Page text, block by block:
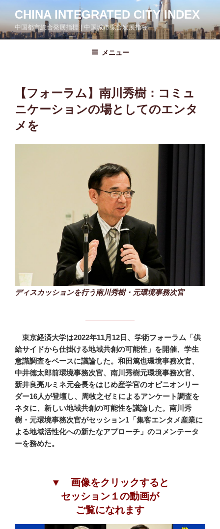
テ
ン
へ
CHINA INTEGRATED CITY INDEX
中国都市総合発展指標 | 中国城市综合发展指标
メニュー
【フォーラム】南川秀樹：コミュ
ニケーションの場としてのエンタ
メを
ディスカッションを行う南川秀樹・元環境事務次官
東京経済大学は2022年11月12日、学術フォーラム「供
給サイドから仕掛ける地域共創の可能性」を開催、学生
意識調査をベースに議論した。和田篤也環境事務次官、
中井徳太郎前環境事務次官、南川秀樹元環境事務次官、
新井良亮ルミネ元会長をはじめ産学官のオピニオンリー
ダー16人が登壇し、周牧之ゼミによるアンケート調査を
ネタに、新しい地域共創の可能性を議論した。南川秀
樹・元環境事務次官がセッション1「集客エンタメ産業に
よる地域活性化への新たなアプローチ」のコメンテータ
ーを務めた。
▼ 画像をクリックすると
セッション１の動画が
ご覧になれます